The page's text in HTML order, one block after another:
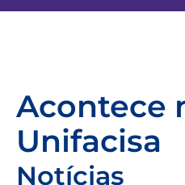
Acontece
Unifacisa
Notícias